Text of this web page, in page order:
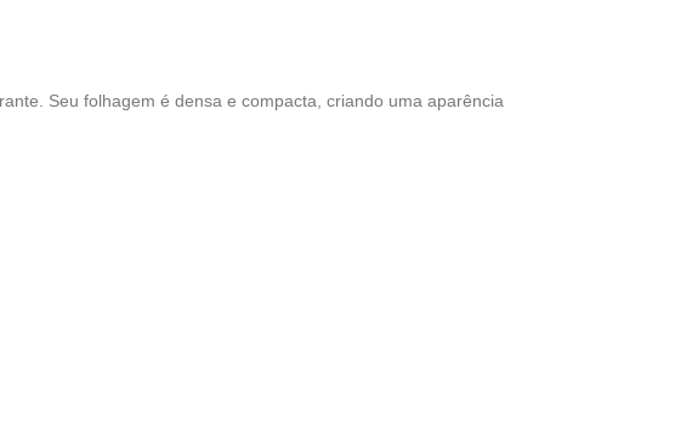
Seu folhagem é densa e compacta, criando uma aparência